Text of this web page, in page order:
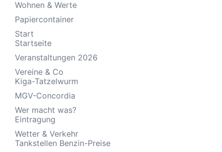
Wohnen & Werte
Papiercontainer
Start
Startseite
Veranstaltungen 2026
Vereine & Co
Kiga-Tatzelwurm
MGV-Concordia
Wer macht was?
Eintragung
Wetter & Verkehr
Tankstellen Benzin-Preise